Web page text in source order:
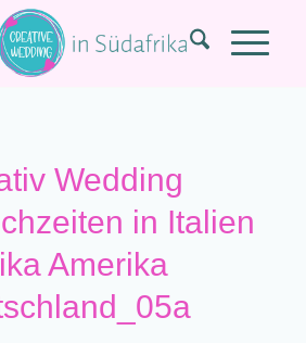
Wedding
in Italien
Amerika